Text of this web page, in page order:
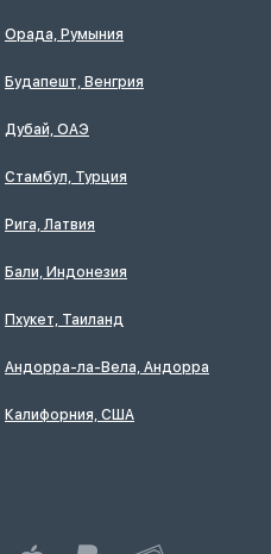
Орада, Румыния
Будапешт, Венгрия
Дубай, ОАЭ
Стамбул, Турция
Рига, Латвия
Бали, Индонезия
Пхукет, Таиланд
Андорра-ла-Вела, Андорра
Калифорния, США